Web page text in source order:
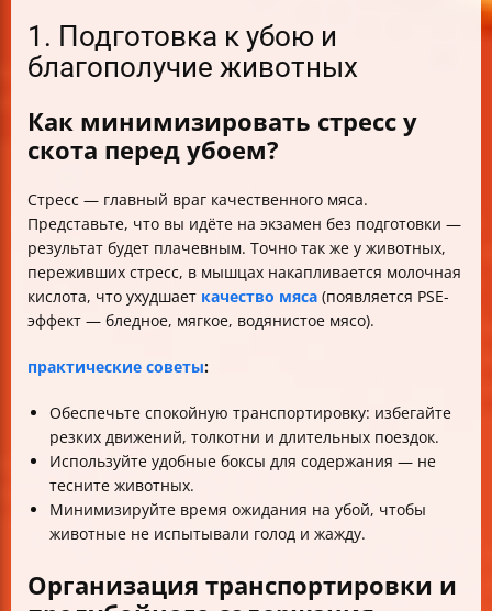
1. Подготовка к убою и
благополучие животных
Как минимизировать стресс у
скота перед убоем?
Стресс — главный враг качественного мяса.
Представьте, что вы идёте на экзамен без подготовки —
результат будет плачевным. Точно так же у животных,
переживших стресс, в мышцах накапливается молочная
кислота, что ухудшает качество мяса (появляется PSE-
эффект — бледное, мягкое, водянистое мясо).
практические советы:
Обеспечьте спокойную транспортировку: избегайте
резких движений, толкотни и длительных поездок.
Используйте удобные боксы для содержания — не
тесните животных.
Минимизируйте время ожидания на убой, чтобы
животные не испытывали голод и жажду.
Организация транспортировки и